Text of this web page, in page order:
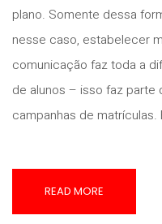
plano. Somente dessa
nesse caso, estabelecer
comunicação faz toda a
de alunos – isso faz
campanhas de
READ MORE